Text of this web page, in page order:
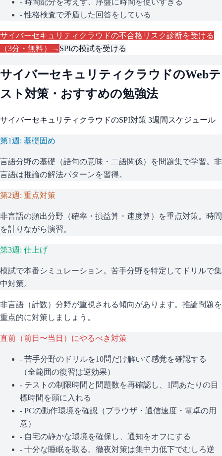
- 性格検査で矛盾した回答をしている
サイバーセキュリティクラウドの不合格リスク診断を受ける
（3分・無料）→ SPIの模試を受ける
サイバーセキュリティクラウドのWebテ
スト対策・おすすめの勉強法
サイバーセキュリティクラウドのSPI対策 3週間スケジュール
第1週: 基礎固め
言語分野の基礎（語句の意味・二語関係）を問題集で学習。非
言語は推論の解法パターンを習得。
第2週: 重点対策
非言語の頻出分野（確率・損益算・速度算）を重点対策。時間
を計りながら演習。
第3週: 仕上げ
模試で本番シミュレーション。苦手分野を特定してドリルで集
中対策。
非言語（計数）分野が重視される傾向があります。推論問題を
重点的に対策しましょう。
直前（前日〜当日）にやるべき対策
- 苦手分野のドリルを10問だけ解いて感覚を確認する
（全範囲の復習は逆効果）
- テストの制限時間と問題数を再確認し、1問あたりの目
標時間を頭に入れる
- PCの動作環境を確認（ブラウザ・通信速度・電卓の用
意）
- 自宅の静かな環境を確保し、通知をオフにする
- 十分な睡眠を取る。徹夜対策は集中力低下でむしろ逆